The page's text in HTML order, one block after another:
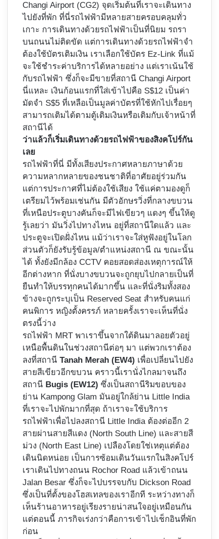
Changi Airport (CG2) จุดเริ่มต้นที่เราจะเดินทาง
ไปยังที่พัก ที่นี่รถไฟฟ้ามีหลายสายครอบคลุมทั่ว
เกาะ การเดินทางด้วยรถไฟฟ้าเป็นที่นิยม รถรา
บนถนนไม่ติดขัด แต่การเดินทางด้วยรถไฟฟ้าจำ
ต้องใช้บัตรเติมเงิน เราเลือกใช้บัตร Ez-Link ที่แม้
จะใช้ชำระค่าบริการได้หลายอย่าง แต่เราเน้นใช้
กับรถไฟฟ้า ซึ่งก็จะมีขายที่สถานี Changi Airport
นี่แหละ เงินก้อนแรกที่ใส่เข้าไปคือ S$12 เป็นค่า
มัดจำ S$5 ที่เหลือเป็นมูลค่าบัตรที่ใช้หักไปเรื่อยๆ
สามารถเติมได้ตามตู้เติมเงินหรือเติมกับเจ้าหน้าที่
สถานีได้
ว่าแล้วก็เริ่มเดินทางด้วยรถไฟฟ้าของสิงคโปร์กัน
เลย
รถไฟฟ้าที่นี่ มีทั้งเสียงประกาศหลายภาษาด้วย
ความหลากหลายของชนชาติที่อาศัยอยู่ร่วมกัน
แต่การประกาศที่ไม่ต้องใช้เสียง ใช้แค่ตามองดูก็
เตรียมไว้พร้อมเช่นกัน มีตัวอักษรวิ่งที่กลางขบวน
ที่เหนือประตูบางคันก็จะมีไฟเขียวๆ แดงๆ ขึ้นให้ดู
รู้เลยว่า มันวิ่งไปทางไหน อยู่ที่สถานีใดแล้ว และ
ประตูจะเปิดฝั่งไหน แม้ว่าเราจะใส่หูฟังอยู่ในโลก
ส่วนตัวก็ยังรับรู้ข้อมูล/ตำแหน่งสถานี ณ ขณะนั้น
ได้ ทั้งยังมีกล้อง CCTV คอยสอดส่องเหตุการณ์ให้
อีกต่างหาก ที่นั่งบางขบวนจะถูกยุบไปกลายเป็นที่
ยืนทำให้บรรทุกคนได้มากขึ้น และที่นั่งริมทั้งสอง
ข้างจะถูกระบุเป็น Reserved Seat สำหรับคนแก่
คนพิการ หญิงตั้งครรภ์ หลายครั้งเราจะเห็นที่นั่ง
ตรงนี้ว่าง
รถไฟฟ้า MRT พาเราขึ้นจากใต้ดินมาลอยตัวอยู่
เหนือพื้นดินในช่วงสถานีต่อๆ มา แต่พวกเราต้อง
ลงที่สถานี Tanah Merah (EW4) เพื่อเปลี่ยนไปยัง
สายสีเขียวอีกขบวน คราวนี้เรานั่งไกลมาจนถึง
สถานี Bugis (EW12) ซึ่งเป็นสถานีริมขอบของ
ย่าน Kampong Glam มันอยู่ใกล้ย่าน Little India
ที่เราจะไปพักมากที่สุด ถ้าเราจะใช้บริการ
รถไฟฟ้าเพื่อไปลงสถานี Little India ต้องต่ออีก 2
สายผ่านสายสีแดง (North South Line) และสายสี
ม่วง (North East Line) เปลืองโดยใช่เหตุแต่ต้อง
เดินนิดหน่อย เป็นการซ้อมเดินวันแรกในสิงคโปร์
เราเดินไปทางถนน Rochor Road แล้วเข้าถนน
Jalan Besar ซึ่งก็จะไปบรรจบกับ Dickson Road
ซึ่งเป็นที่ตั้งของโฮสเทลของเราอีกที ระหว่างทางก็
เห็นร้านอาหารอยู่เรียงรายน่าสนใจอยู่เหมือนกัน
แต่ตอนนี้ ภารกิจเร่งกว่าคือการเข้าไปเช็กอินที่พัก
ก่อน